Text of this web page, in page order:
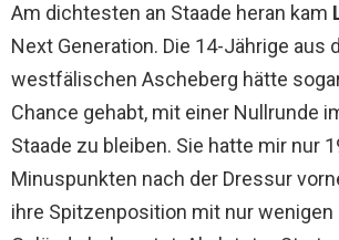
Am dichtesten an Staade heran kam
Next Generation. Die 14-Jährige aus
westfälischen Ascheberg hätte
Chance gehabt, mit einer Nullrunde
Staade zu bleiben. Sie hatte mir nur
Minuspunkten nach der Dressur
ihre Spitzenposition mit nur